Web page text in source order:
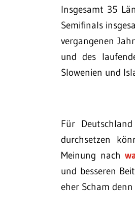
Insgesamt 35
Semifinals
vergangenen
und des
Slowenien und
Für
durchsetzen
Meinung nach
und besseren
eher Scham denn